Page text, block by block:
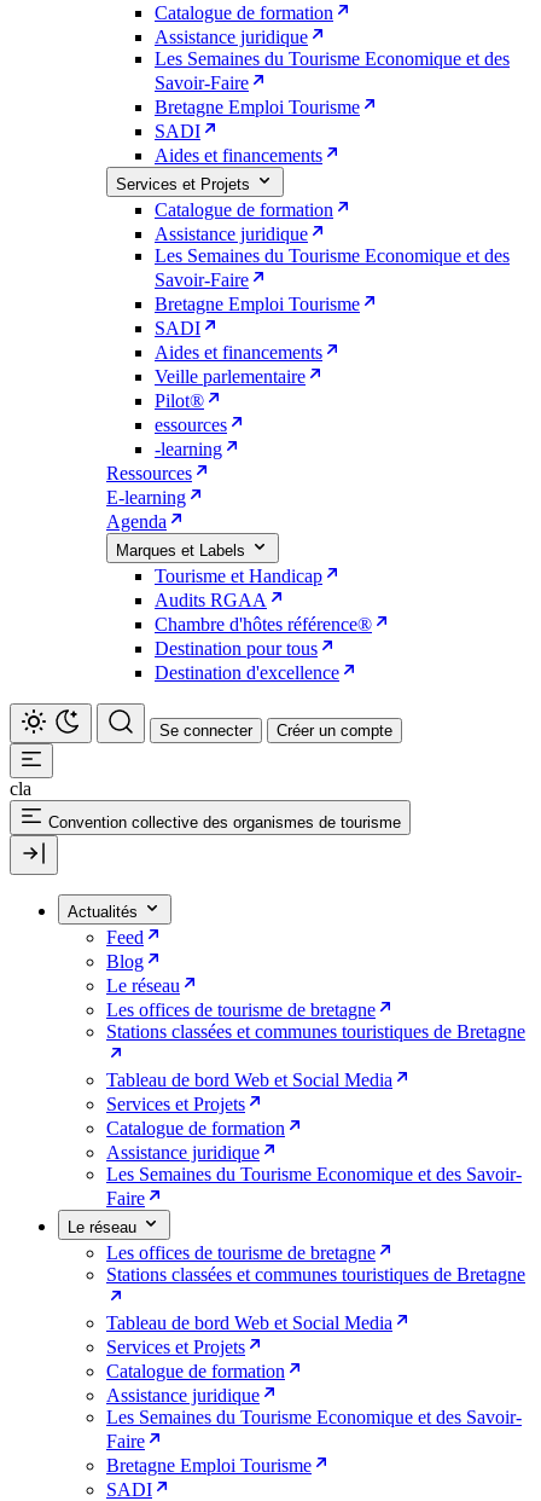
Catalogue de formation
Assistance juridique
Les Semaines du Tourisme Economique et des
Savoir-Faire
Bretagne Emploi Tourisme
SADI
Aides et financements
Services et Projets
Catalogue de formation
Assistance juridique
Les Semaines du Tourisme Economique et des
Savoir-Faire
Bretagne Emploi Tourisme
SADI
Aides et financements
Veille parlementaire
Pilot®
essources
-learning
Ressources
E-learning
Agenda
Marques et Labels
Tourisme et Handicap
Audits RGAA
Chambre d'hôtes référence®
Destination pour tous
Destination d'excellence
Se connecter Créer un compte
cla
Convention collective des organismes de tourisme
Actualités
Feed
Blog
Le réseau
Les offices de tourisme de bretagne
Stations classées et communes touristiques de Bretagne
Tableau de bord Web et Social Media
Services et Projets
Catalogue de formation
Assistance juridique
Les Semaines du Tourisme Economique et des Savoir-
Faire
Le réseau
Les offices de tourisme de bretagne
Stations classées et communes touristiques de Bretagne
Tableau de bord Web et Social Media
Services et Projets
Catalogue de formation
Assistance juridique
Les Semaines du Tourisme Economique et des Savoir-
Faire
Bretagne Emploi Tourisme
SADI